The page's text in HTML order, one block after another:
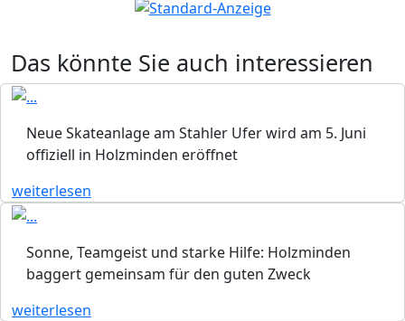
Das könnte Sie auch interessieren
Neue Skateanlage am Stahler Ufer wird am 5. Juni
offiziell in Holzminden eröffnet
weiterlesen
Sonne, Teamgeist und starke Hilfe: Holzminden
baggert gemeinsam für den guten Zweck
weiterlesen